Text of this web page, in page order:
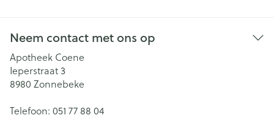
Neem contact met ons op
Apotheek Coene
Ieperstraat 3
8980 Zonnebeke
Telefoon: 051 77 88 04